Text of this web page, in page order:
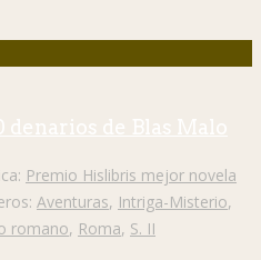
denarios de Blas Malo
Premio Hislibris mejor novela
Aventuras, Intriga-Misterio,
romano, Roma, S. II